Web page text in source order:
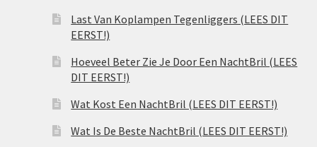
Last Van Koplampen Tegenliggers (LEES DIT
EERST!)
Hoeveel Beter Zie Je Door Een NachtBril (LEES
DIT EERST!)
Wat Kost Een NachtBril (LEES DIT EERST!)
Wat Is De Beste NachtBril (LEES DIT EERST!)